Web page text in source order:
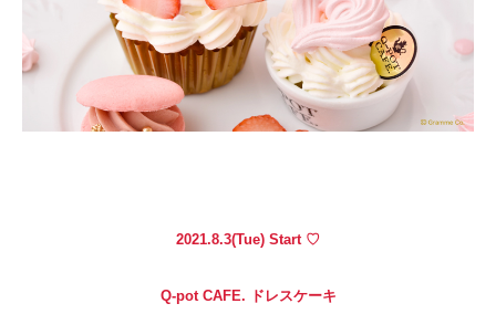
2021.8.3(Tue) Start ♡
Q-pot CAFE. ドレスケーキ